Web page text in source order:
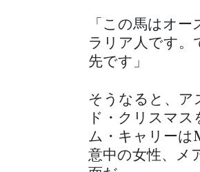
「この馬はオ
ラリア人です。
先です」
そうなると、ア
ド・クリスマ
ム・キャリーは
意中の女性、メ